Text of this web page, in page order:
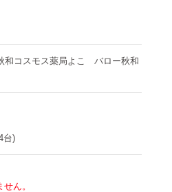
和コスモス薬局よこ バロー秋和
台)
ん。